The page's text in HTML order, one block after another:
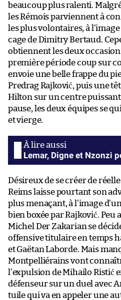
beaucoup plus ralenti.
les Rémois parviennent à
les plus volontaires, à
cage de Dimitry Bertaud.
obtiennent les deux
première période coup sur
envoie une belle frappe du
Predrag Rajković, puis une
Hilton sur un centre puissant
pause, les deux équipes se
et vierge.
Lemar, Digne et Nzonzi
Désireux de se créer de
Reims laisse pourtant son
plus menaçant, à l’image
bien boxée par Rajković. Peu
Michel Der Zakarian se
offensive titulaire en temps
et Gaëtan Laborde. Mais
Montpelliérains vont
l’expulsion de Mihailo Ristić
défenseur sur un duel avec
tuile qui va en appeler une